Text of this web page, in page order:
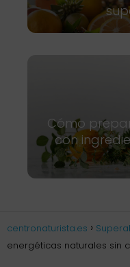
Cómo
con
centronaturista.es
energéticas naturales sin